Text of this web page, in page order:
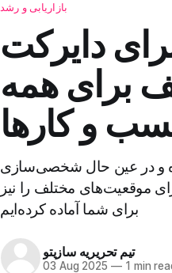
بازاریابی و رشد
دایرکت‌
برای همه
و کارها
و در عین حال شخصی‌سازی
موقعیت‌های مختلف را نیز
برای شما آماده کرده‌ایم
تیم تحریریه سازیتو
03 Aug 2025 —1 min